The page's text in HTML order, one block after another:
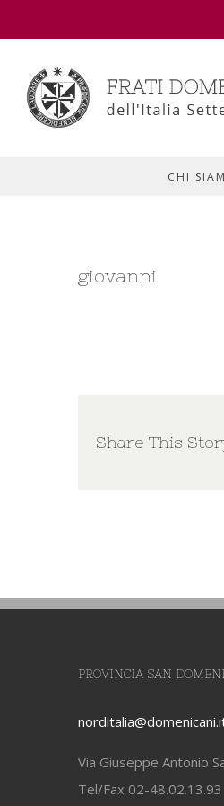
CHI
giovanni
Share This
PROVINCIA SAN
Via Giuseppe Antonio
Tel/Fax 02-48.02.13.93